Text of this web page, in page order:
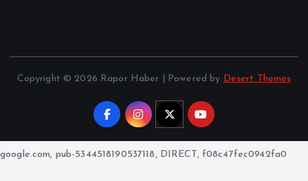
Copyright © 2026 Rapor Haber | Powered by Desert Themes
google.com, pub-5344518190537118, DIRECT, f08c47fec0942fa0